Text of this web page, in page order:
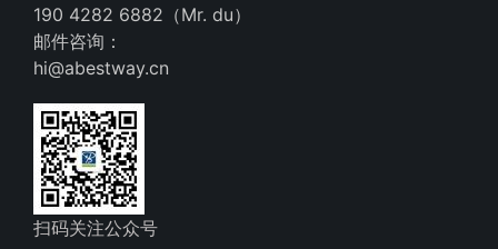
190 4282 6882（Mr. du）
邮件咨询：
hi@abestway.cn
扫码关注公众号